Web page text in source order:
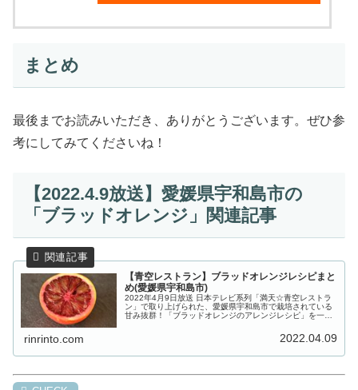
まとめ
最後までお読みいただき、ありがとうございます。ぜひ参
考にしてみてくださいね！
【2022.4.9放送】愛媛県宇和島市の
「ブラッドオレンジ」関連記事
【青空レストラン】ブラッドオレンジレシピまと
め(愛媛県宇和島市)
2022年4月9日放送 日本テレビ系列「満天☆青空レストラ
ン」で取り上げられた、愛媛県宇和島市で栽培されている
甘み抜群！「ブラッドオレンジのアレンジレシピ」を一覧
rinrinto.com 2022.04.09